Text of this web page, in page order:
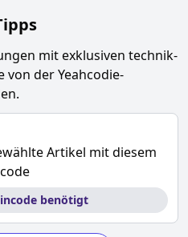
mit exklusiven technik-
von der Yeahcodie-
Artikel mit diesem
benötigt